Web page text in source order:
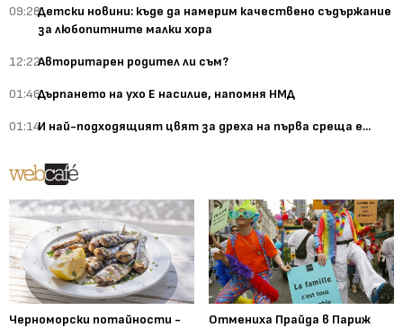
09:28Детски новини: къде да намерим качествено съдържание
за любопитните малки хора
12:22Авторитарен родител ли съм?
01:46Дърпането на ухо Е насилие, напомня НМД
01:14И най-подходящият цвят за дреха на първа среща е...
Черноморски потайности -
Отмениха Прайда в Париж